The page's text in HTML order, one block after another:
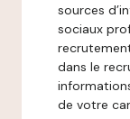
sources
sociaux
dans le
de votre